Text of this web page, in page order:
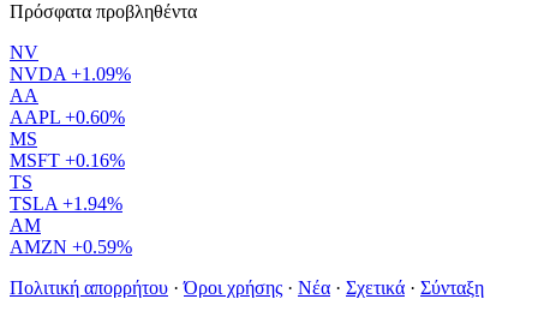
Πρόσφατα προβληθέντα
NV
NVDA +1.09%
AA
AAPL +0.60%
MS
MSFT +0.16%
TS
TSLA +1.94%
AM
AMZN +0.59%
Πολιτική απορρήτου · Όροι χρήσης · Νέα · Σχετικά · Σύνταξη